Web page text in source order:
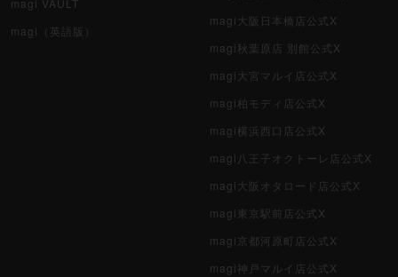
magi VAULT
magi（英語版）
magi大阪日本橋店公式X
magi秋葉原店 別館公式X
magi大宮マルイ店公式X
magi柏モディ店公式X
magi横浜西口店公式X
magi八王子オクトーレ店公式X
magi大阪オタロード店公式X
magi東京駅前店公式X
magi京都河原町店公式X
magi神戸マルイ店公式X